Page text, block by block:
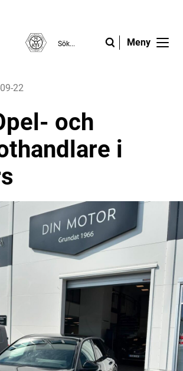
Meny
Reportage
Krönikor
Platsbanken
Läs e-tidningen
Digital prenumeration
Om Motorbranschen
Kontakt
22
och
i